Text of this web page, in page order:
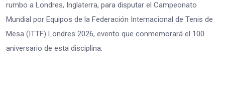
rumbo a Londres, Inglaterra, para disputar el Campeonato
Mundial por Equipos de la Federación Internacional de Tenis de
Mesa (ITTF) Londres 2026, evento que conmemorará el 100
aniversario de esta disciplina.